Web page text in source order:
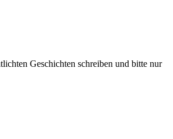
Geschichten schreiben und bitte nur